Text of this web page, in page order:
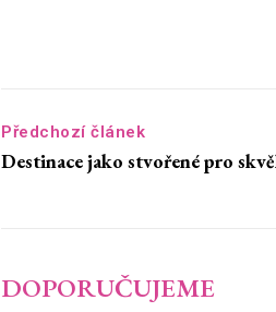
Předchozí článek
Destinace jako stvořené pro
DOPORUČUJEME